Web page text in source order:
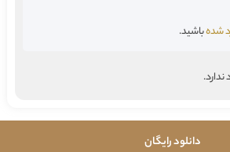
شدهباشید.
دانلود رایگان